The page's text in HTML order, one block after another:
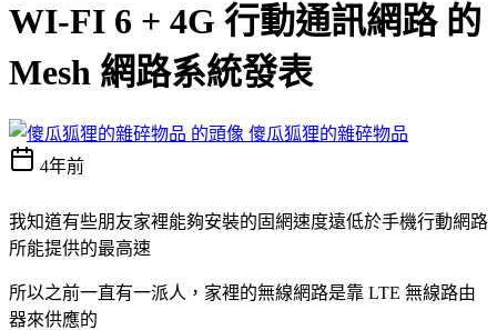
WI-FI 6 + 4G 行動通訊網路 的
Mesh 網路系統發表
傻瓜狐狸的雜碎物品
4年前
我知道有些朋友家裡能夠安裝的固網速度遠低於手機行動網路
所能提供的最高速
所以之前一直有一派人，家裡的無線網路是靠 LTE 無線路由
器來供應的